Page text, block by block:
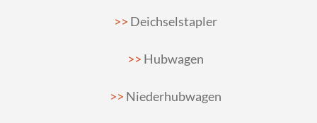
Deichselstapler
Hubwagen
Niederhubwagen